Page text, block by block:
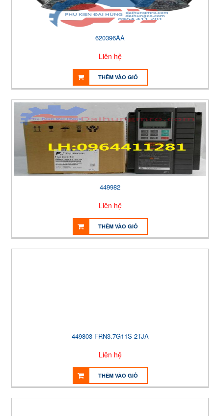
620396AA
Liên hệ
THÊM VÀO GIỎ
449982
Liên hệ
THÊM VÀO GIỎ
449803 FRN3.7G11S-2TJA
Liên hệ
THÊM VÀO GIỎ